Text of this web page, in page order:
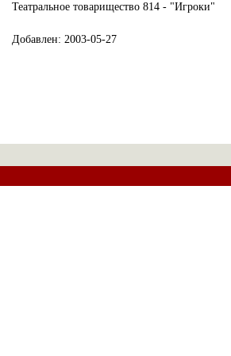
Театральное товарищество 814 - "Игроки"
Добавлен: 2003-05-27